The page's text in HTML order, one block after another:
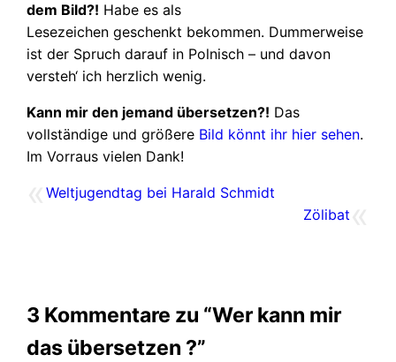
dem Bild?! Habe es als
Lesezeichen geschenkt bekommen. Dummerweise
ist der Spruch darauf in Polnisch – und davon
versteh‘ ich herzlich wenig.
Kann mir den jemand übersetzen?! Das
vollständige und größere Bild könnt ihr hier sehen.
Im Vorraus vielen Dank!
«Weltjugendtag bei Harald Schmidt
Zölibat
3 Kommentare zu “Wer kann mir
das übersetzen ?”